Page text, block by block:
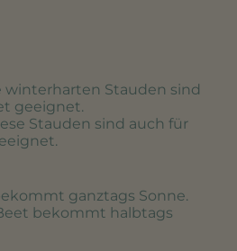
winterharten Stauden sind
geeignet.
Stauden sind auch für
ganztags Sonne.
bekommt halbtags